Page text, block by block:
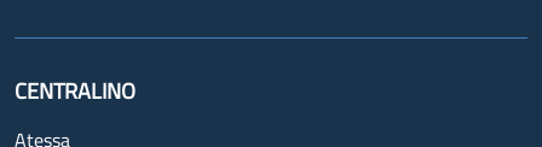
CENTRALINO
Atessa